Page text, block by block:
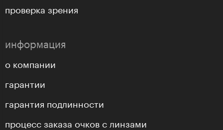
проверка зрения
информация
о компании
гарантии
гарантия подлинности
процесс заказа очков с линзами